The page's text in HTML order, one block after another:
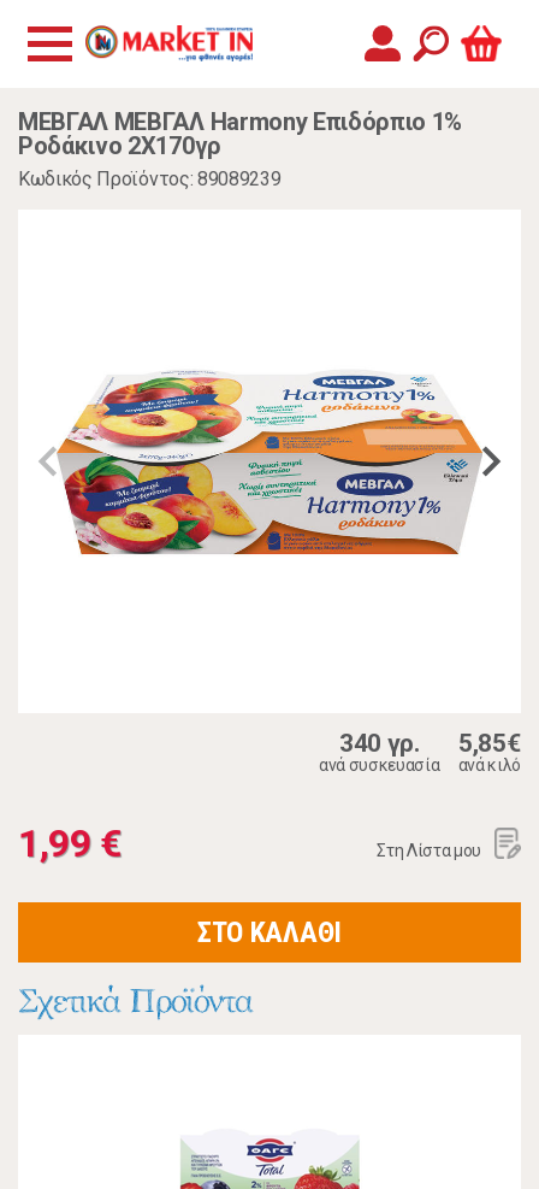
ΜΕΒΓΑΛ ΜΕΒΓΑΛ Harmony Επιδόρπιο 1%
Ροδάκινο 2Χ170γρ
Κωδικός Προϊόντος: 89089239
340 γρ.
ανά συσκευασία
5,85€
ανά κιλό
1,99 € Στη Λίστα μου
ΣΤΟ ΚΑΛΑΘΙ
Σχετικά Προϊόντα